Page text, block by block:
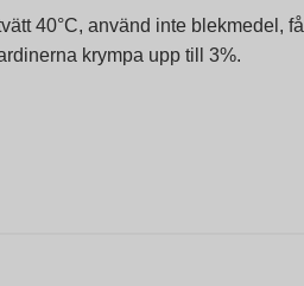
40°C, använd inte blekmedel,
krympa upp till 3%.